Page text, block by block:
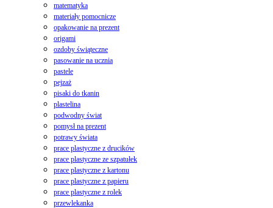
matematyka
materiały pomocnicze
opakowanie na prezent
origami
ozdoby świąteczne
pasowanie na ucznia
pastele
pejzaż
pisaki do tkanin
plastelina
podwodny świat
pomysł na prezent
potrawy świata
prace plastyczne z drucików
prace plastyczne ze szpatułek
prace plastyczne z kartonu
prace plastyczne z papieru
prace plastyczne z rolek
przewlekanka